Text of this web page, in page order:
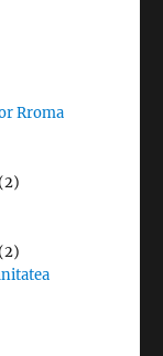
Rroma
(2)
(2)